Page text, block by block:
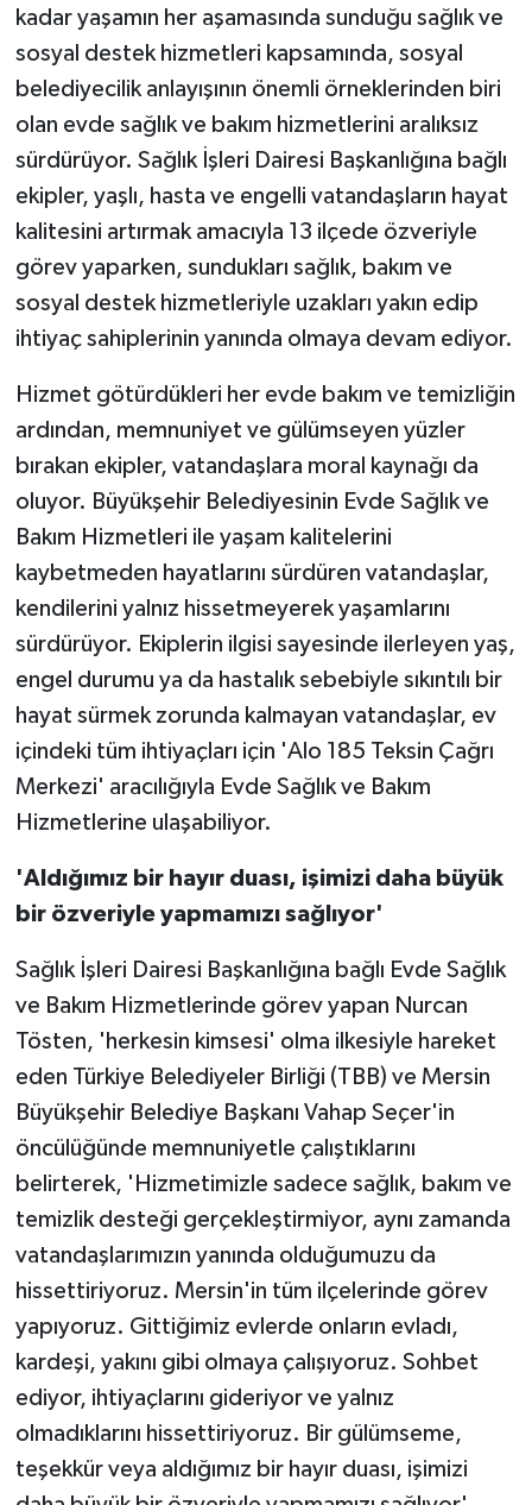
kadar yaşamın her aşamasında sunduğu sağlık ve
sosyal destek hizmetleri kapsamında, sosyal
belediyecilik anlayışının önemli örneklerinden biri
olan evde sağlık ve bakım hizmetlerini aralıksız
sürdürüyor. Sağlık İşleri Dairesi Başkanlığına bağlı
ekipler, yaşlı, hasta ve engelli vatandaşların hayat
kalitesini artırmak amacıyla 13 ilçede özveriyle
görev yaparken, sundukları sağlık, bakım ve
sosyal destek hizmetleriyle uzakları yakın edip
ihtiyaç sahiplerinin yanında olmaya devam ediyor.
Hizmet götürdükleri her evde bakım ve temizliğin
ardından, memnuniyet ve gülümseyen yüzler
bırakan ekipler, vatandaşlara moral kaynağı da
oluyor. Büyükşehir Belediyesinin Evde Sağlık ve
Bakım Hizmetleri ile yaşam kalitelerini
kaybetmeden hayatlarını sürdüren vatandaşlar,
kendilerini yalnız hissetmeyerek yaşamlarını
sürdürüyor. Ekiplerin ilgisi sayesinde ilerleyen yaş,
engel durumu ya da hastalık sebebiyle sıkıntılı bir
hayat sürmek zorunda kalmayan vatandaşlar, ev
içindeki tüm ihtiyaçları için 'Alo 185 Teksin Çağrı
Merkezi' aracılığıyla Evde Sağlık ve Bakım
Hizmetlerine ulaşabiliyor.
'Aldığımız bir hayır duası, işimizi daha büyük
bir özveriyle yapmamızı sağlıyor'
Sağlık İşleri Dairesi Başkanlığına bağlı Evde Sağlık
ve Bakım Hizmetlerinde görev yapan Nurcan
Tösten, 'herkesin kimsesi' olma ilkesiyle hareket
eden Türkiye Belediyeler Birliği (TBB) ve Mersin
Büyükşehir Belediye Başkanı Vahap Seçer'in
öncülüğünde memnuniyetle çalıştıklarını
belirterek, 'Hizmetimizle sadece sağlık, bakım ve
temizlik desteği gerçekleştirmiyor, aynı zamanda
vatandaşlarımızın yanında olduğumuzu da
hissettiriyoruz. Mersin'in tüm ilçelerinde görev
yapıyoruz. Gittiğimiz evlerde onların evladı,
kardeşi, yakını gibi olmaya çalışıyoruz. Sohbet
ediyor, ihtiyaçlarını gideriyor ve yalnız
olmadıklarını hissettiriyoruz. Bir gülümseme,
teşekkür veya aldığımız bir hayır duası, işimizi
Yaşam